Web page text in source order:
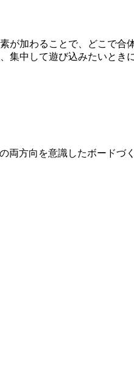
が加わることで、どこで合
集中して遊び込みたいとき
両方向を意識したボードづ